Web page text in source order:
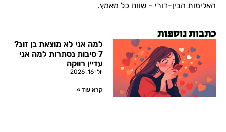
האלימות הבין-דורי – שוות כל מאמץ.
כתבות נוספות
למה אני לא מוצאת בן זוג?
7 סיבות נסתרות למה אני
עדיין רווקה
יולי 16, 2026
קרא עוד »